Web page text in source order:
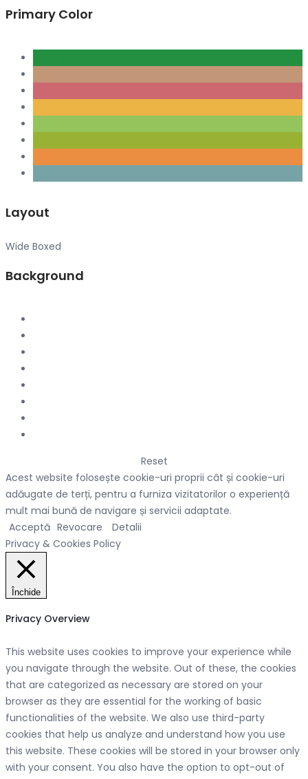
Primary Color
Layout
Wide Boxed
Background
Reset
Acest website folosește cookie-uri proprii cât și cookie-uri
adăugate de terți, pentru a furniza vizitatorilor o experiență
mult mai bună de navigare și servicii adaptate.
Acceptă Revocare
Detalii
Privacy & Cookies Policy
Închide
Privacy Overview
This website uses cookies to improve your experience while
you navigate through the website. Out of these, the cookies
that are categorized as necessary are stored on your
browser as they are essential for the working of basic
functionalities of the website. We also use third-party
cookies that help us analyze and understand how you use
this website. These cookies will be stored in your browser only
with your consent. You also have the option to opt-out of